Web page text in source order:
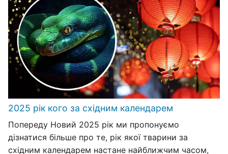
2025 рік кого за східним календарем
Попереду Новий 2025 рік ми пропонуємо
дізнатися більше про те, рік якої тварини за
східним календарем настане найближчим часом,